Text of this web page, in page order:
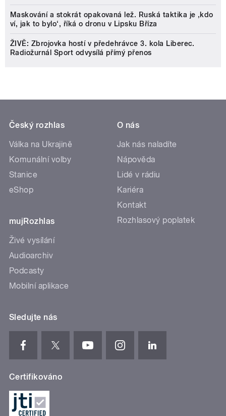
Maskování a stokrát opakovaná lež. Ruská taktika je ‚kdo
ví, jak to bylo‘, říká o dronu v Lipsku Bříza
ŽIVĚ: Zbrojovka hostí v předehrávce 3. kola Liberec.
Radiožurnál Sport odvysílá přímý přenos
Český rozhlas
Válka na Ukrajině
Komunální volby
Stanice
eShop
mujRozhlas
Živé vysílání
Audioarchiv
Podcasty
Mobilní aplikace
O nás
Jak nás naladíte
Nápověda
Lidé v rádiu
Kariéra
Kontakt
Rozhlasový poplatek
Sledujte nás
Certifikováno